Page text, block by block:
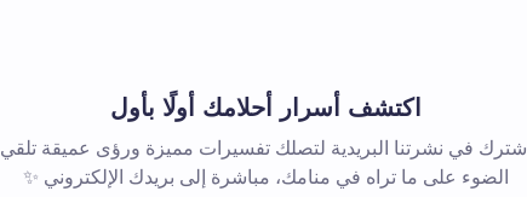
اكتشف أسرار أحلامك أولًا بأول
اشترك في نشرتنا البريدية لتصلك تفسيرات مميزة ورؤى عميقة تلقي
الضوء على ما تراه في منامك، مباشرة إلى بريدك الإلكتروني ✨